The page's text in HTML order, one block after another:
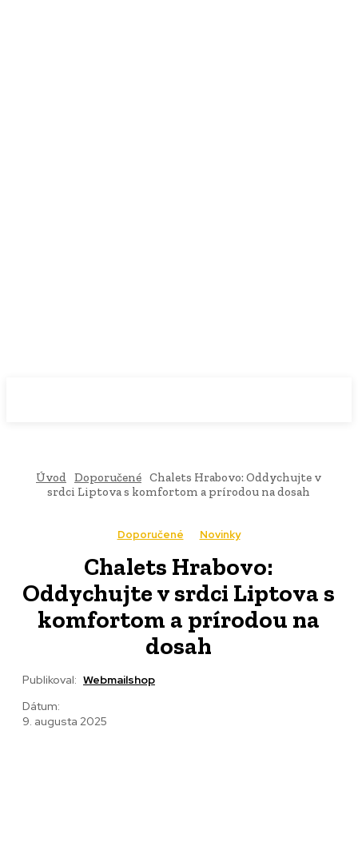
Úvod Doporučené Chalets Hrabovo: Oddychujte v
srdci Liptova s komfortom a prírodou na dosah
Doporučené Novinky
Chalets Hrabovo:
Oddychujte v srdci Liptova s
komfortom a prírodou na
dosah
Publikoval: Webmailshop
Dátum:
9. augusta 2025